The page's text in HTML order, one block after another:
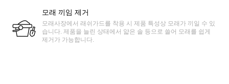
모래 끼임 제거
모래사장에서 래쉬가드를 착용 시 제품 특성상 모래가 끼일 수 있
습니다. 제품을 늘린 상태에서 얇은 솔 등으로 쓸어 모래를 쉽게
제거가 가능합니다.